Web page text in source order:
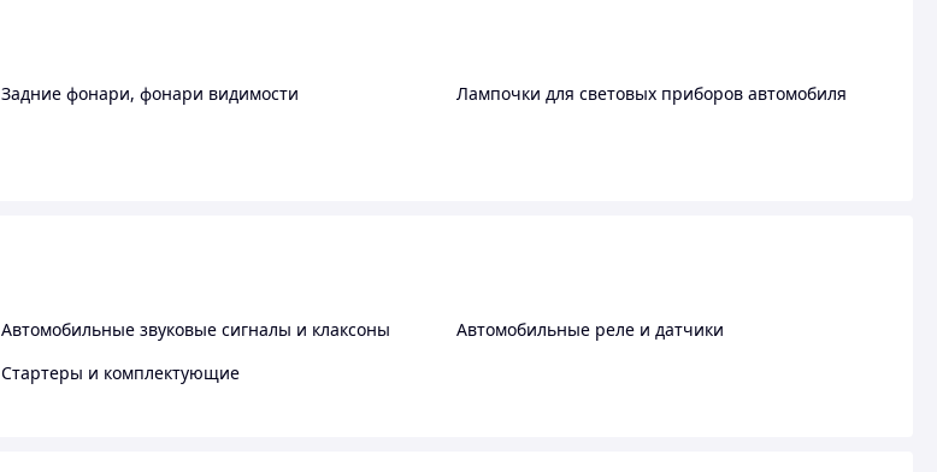
Задние фонари, фонари видимости
Лампочки для световых приборов автомобиля
Автомобильные звуковые сигналы и клаксоны
Автомобильные реле и датчики
Стартеры и комплектующие